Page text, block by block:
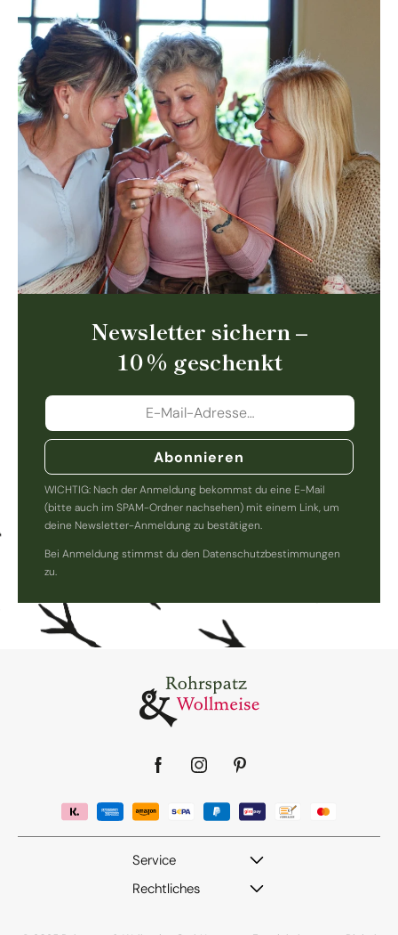
Newsletter sichern –
10 % geschenkt
Abonnieren
WICHTIG: Nach der Anmeldung bekommst du eine E-Mail
(bitte auch im SPAM-Ordner nachsehen) mit einem Link, um
deine Newsletter-Anmeldung zu bestätigen.
Bei Anmeldung stimmst du den Datenschutzbestimmungen
zu.
Facebook
InstagramPinterest
Service
Rechtliches